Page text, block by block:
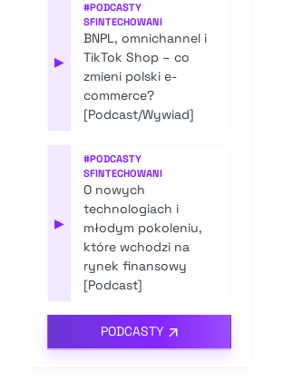
▶
#PODCASTY
SFINTECHOWANI
BNPL, omnichannel i
TikTok Shop – co
zmieni polski e-
commerce?
[Podcast/Wywiad]
▶
#PODCASTY
SFINTECHOWANI
O nowych
technologiach i
młodym pokoleniu,
które wchodzi na
rynek finansowy
[Podcast]
PODCASTY